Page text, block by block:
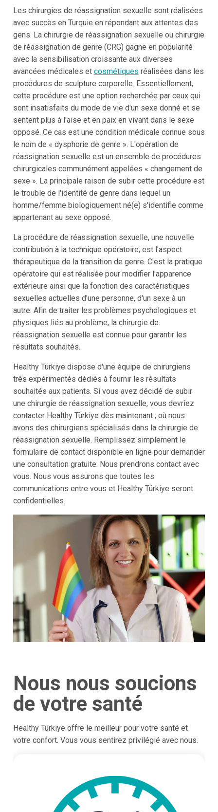
Les chirurgies de réassignation sexuelle sont réalisées
avec succès en Turquie en répondant aux attentes des
gens. La chirurgie de réassignation sexuelle ou chirurgie
de réassignation de genre (CRG) gagne en popularité
avec la sensibilisation croissante aux diverses
avancées médicales et cosmétiques réalisées dans les
procédures de sculpture corporelle. Essentiellement,
cette procédure est une option recherchée par ceux qui
sont insatisfaits du mode de vie d'un sexe donné et se
sentent plus à l'aise et en paix en vivant dans le sexe
opposé. Ce cas est une condition médicale connue sous
le nom de « dysphorie de genre ». L'opération de
réassignation sexuelle est un ensemble de procédures
chirurgicales communément appelées « changement de
sexe ». La principale raison de subir cette procédure est
le trouble de l'identité de genre dans lequel un
homme/femme biologiquement né(e) s'identifie comme
appartenant au sexe opposé.
La procédure de réassignation sexuelle, une nouvelle
contribution à la technique opératoire, est l'aspect
thérapeutique de la transition de genre. C'est la pratique
opératoire qui est réalisée pour modifier l'apparence
extérieure ainsi que la fonction des caractéristiques
sexuelles actuelles d'une personne, d'un sexe à un
autre. Afin de traiter les problèmes psychologiques et
physiques liés au problème, la chirurgie de
réassignation sexuelle est connue pour garantir les
résultats souhaités.
Healthy Türkiye dispose d'une équipe de chirurgiens
très expérimentés dédiés à fournir les résultats
souhaités aux patients. Si vous avez décidé de subir
une chirurgie de réassignation sexuelle, vous devriez
contacter Healthy Türkiye dès maintenant ; où nous
avons des chirurgiens spécialisés dans la chirurgie de
réassignation sexuelle. Remplissez simplement le
formulaire de contact disponible en ligne pour demander
une consultation gratuite. Nous prendrons contact avec
vous. Nous vous assurons que toutes les
communications entre vous et Healthy Türkiye seront
confidentielles.
Nous nous soucions
de votre santé
Healthy Türkiye offre le meilleur pour votre santé et
votre confort. Vous vous sentirez privilégié avec nous.